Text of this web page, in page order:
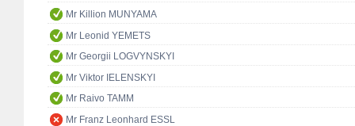
Mr Killion MUNYAMA
Mr Leonid YEMETS
Mr Georgii LOGVYNSKYI
Mr Viktor IELENSKYI
Mr Raivo TAMM
Mr Franz Leonhard ESSL